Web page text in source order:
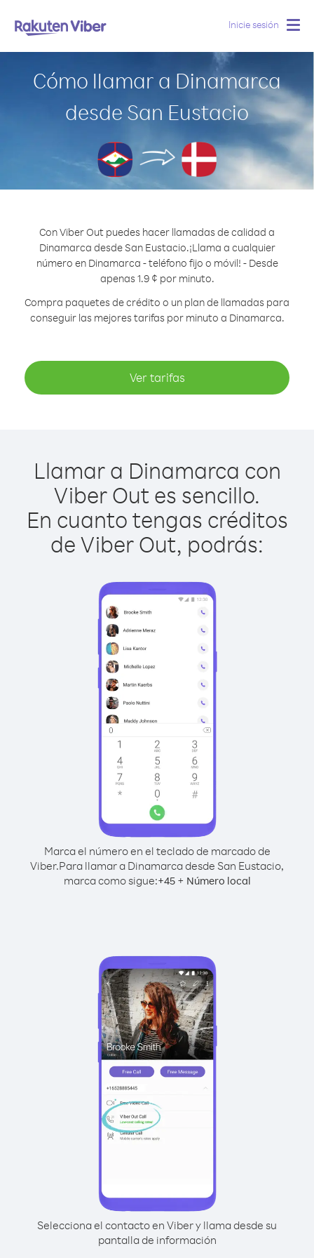
Inicie sesión
Cómo llamar a Dinamarca
desde San Eustacio
Con Viber Out puedes hacer llamadas de calidad a
Dinamarca desde San Eustacio.¡Llama a cualquier
número en Dinamarca - teléfono fijo o móvil! - Desde
apenas 1.9 ¢ por minuto.
Compra paquetes de crédito o un plan de llamadas para
conseguir las mejores tarifas por minuto a Dinamarca.
Ver tarifas
Llamar a Dinamarca con
Viber Out es sencillo.
En cuanto tengas créditos
de Viber Out, podrás:
Marca el número en el teclado de marcado de
Viber.Para llamar a Dinamarca desde San Eustacio,
marca como sigue:+45+ Número local
Selecciona el contacto en Viber y llama desde su
pantalla de información